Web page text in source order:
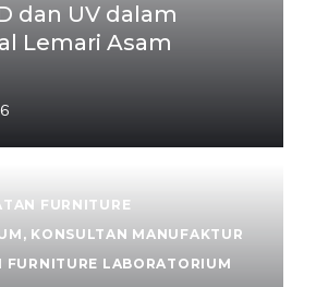
dan UV dalam
Lemari Asam
FURNITURE
, KONSULTAN MANUFAKTUR
FURNITURE LABORATORIUM